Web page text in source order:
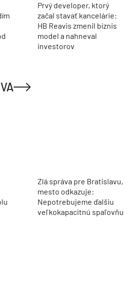
Prvý developer, ktorý
začal stavať kancelárie:
HB Reavis zmenil biznis
model a nahneval
investorov
Zlá správa pre Bratislavu,
mesto odkazuje:
Nepotrebujeme ďalšiu
veľkokapacitnú spaľovňu